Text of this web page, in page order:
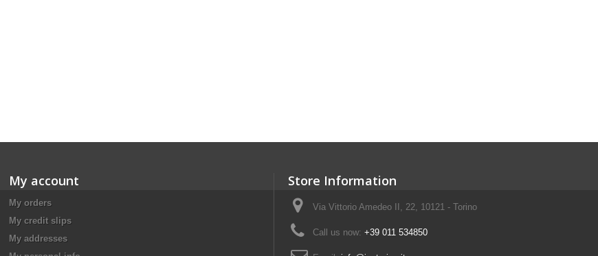
My account
My orders
My credit slips
My addresses
Store Information
Via Vittorio Amedeo II, 22, 10121 - Torino
Call us now: +39 011 534850